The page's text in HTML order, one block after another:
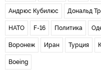
Андрюс Кубилюс Дональд
НАТО F-16 Политика
Воронеж Иран Турция
Boeing